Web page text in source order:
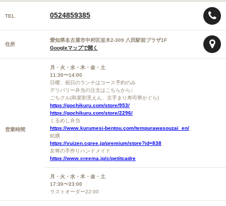
TEL 0524859385
住所
愛知県名古屋市中村区並木2-309 八田駅前プラザ1F
Googleマップで開く
営業時間
月・火・水・木・金・土
11:30〜14:00
日曜、祝日のランチはコース予約のみ
デリバリー弁当の注文はこちらから↓
ごちクル(和菜割烹えん、京手まり寿司華かぐら)
https://gochikuru.com/store/953/
https://gochikuru.com/store/2296/
くるめし弁当
https://www.kurumesi-bentou.com/tempurawasouzai_en/
結膳
https://yuizen.cqree.jp/premium/store?id=838
女将の手作りハンドメイド
https://www.creema.jp/c/petitcadre
月・火・水・木・金・土
17:30〜23:00
ラストオーダー22:00